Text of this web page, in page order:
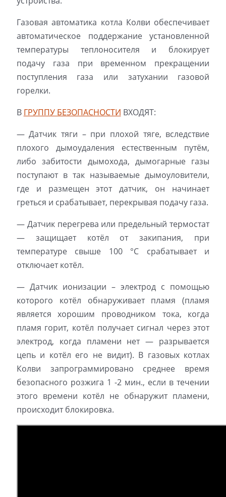
Газовая автоматика котла Колви обеспечивает
автоматическое поддержание установленной
температуры теплоносителя и блокирует
подачу газа при временном прекращении
поступления газа или затухании газовой
горелки.
В ГРУППУ БЕЗОПАСНОСТИ ВХОДЯТ:
— Датчик тяги – при плохой тяге, вследствие
плохого дымоудаления естественным путём,
либо забитости дымохода, дымогарные газы
поступают в так называемые дымоуловители,
где и размещен этот датчик, он начинает
греться и срабатывает, перекрывая подачу газа.
— Датчик перегрева или предельный термостат
— защищает котёл от закипания, при
температуре свыше 100 °C срабатывает и
отключает котёл.
— Датчик ионизации – электрод с помощью
которого котёл обнаруживает пламя (пламя
является хорошим проводником тока, когда
пламя горит, котёл получает сигнал через этот
электрод, когда пламени нет — разрывается
цепь и котёл его не видит). В газовых котлах
Колви запрограммировано среднее время
безопасного розжига 1 -2 мин., если в течении
этого времени котёл не обнаружит пламени,
происходит блокировка.